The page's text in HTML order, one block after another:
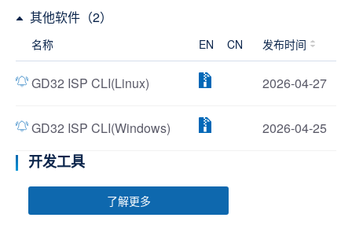
其他软件（2）
名称 EN CN 发布时间
GD32 ISP CLI(Linux) 2026-04-27
GD32 ISP CLI(Windows) 2026-04-25
开发工具
了解更多